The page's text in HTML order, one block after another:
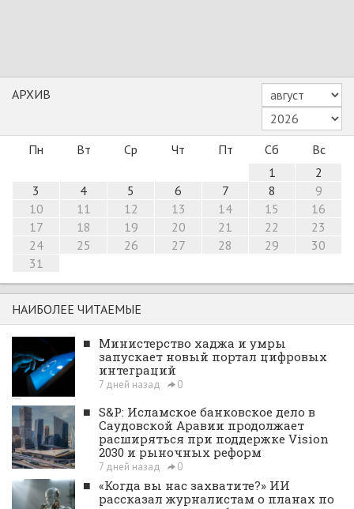
АРХИВ
Пн Вт Ср Чт Пт Сб
Вс
1
2
3
4 5 6 7 8
9
10
11 12 13 14 15
16
17
18 19 20 21 22
23
24
25 26 27 28 29
30
31
НАИБОЛЕЕ ЧИТАЕМЫЕ
■ Министерство хаджа и умры
запускает новый портал цифровых
интеграций
7 дней назад 0
■ S&P: Исламское банковское дело в
Саудовской Аравии продолжает
расширяться при поддержке Vision
2030 и рыночных реформ
7 дней назад 0
■ «Когда вы нас захватите?» ИИ
рассказал журналистам о планах по